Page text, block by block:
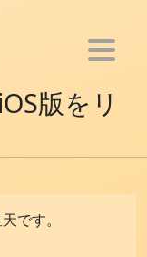
版をリ
です。